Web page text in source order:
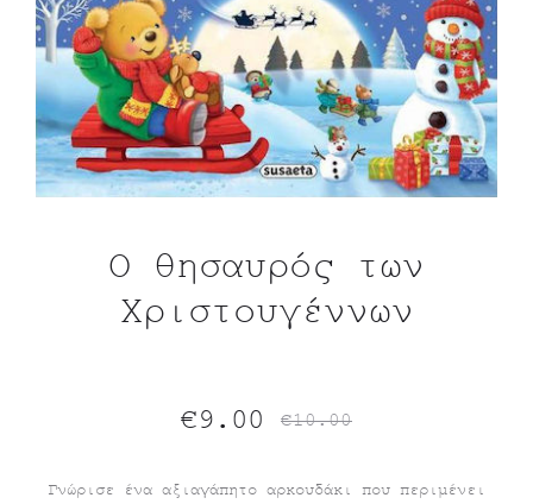
Ο θησαυρός των
Χριστουγέννων
Γνώρισε ένα αξιαγάπητο αρκουδάκι που περιμένει
€10.00
Original
price
€9.00
Η
τρέχουσα